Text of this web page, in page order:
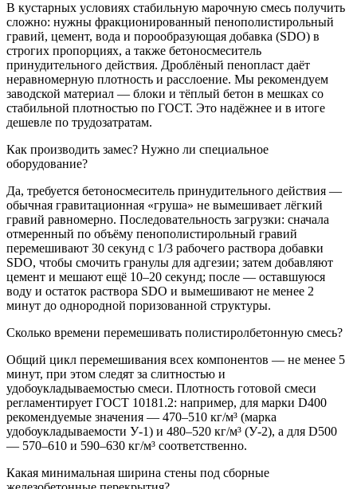
В кустарных условиях стабильную марочную смесь получить
сложно: нужны фракционированный пенополистирольный
гравий, цемент, вода и порообразующая добавка (SDO) в
строгих пропорциях, а также бетоносмеситель
принудительного действия. Дроблёный пенопласт даёт
неравномерную плотность и расслоение. Мы рекомендуем
заводской материал — блоки и тёплый бетон в мешках со
стабильной плотностью по ГОСТ. Это надёжнее и в итоге
дешевле по трудозатратам.
Как производить замес? Нужно ли специальное
оборудование?
Да, требуется бетоносмеситель принудительного действия —
обычная гравитационная «груша» не вымешивает лёгкий
гравий равномерно. Последовательность загрузки: сначала
отмеренный по объёму пенополистирольный гравий
перемешивают 30 секунд с 1/3 рабочего раствора добавки
SDO, чтобы смочить гранулы для адгезии; затем добавляют
цемент и мешают ещё 10–20 секунд; после — оставшуюся
воду и остаток раствора SDO и вымешивают не менее 2
минут до однородной поризованной структуры.
Сколько времени перемешивать полистиролбетонную смесь?
Общий цикл перемешивания всех компонентов — не менее 5
минут, при этом следят за слитностью и
удобоукладываемостью смеси. Плотность готовой смеси
регламентирует ГОСТ 10181.2: например, для марки D400
рекомендуемые значения — 470–510 кг/м³ (марка
удобоукладываемости У-1) и 480–520 кг/м³ (У-2), а для D500
— 570–610 и 590–630 кг/м³ соответственно.
Какая минимальная ширина стены под сборные